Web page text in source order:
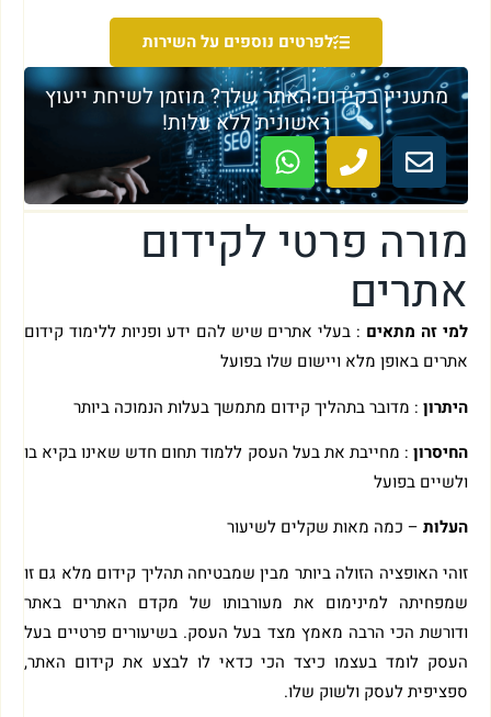
לפרטים נוספים על השירות
מתעניין בקידום האתר שלך? מוזמן לשיחת ייעוץ
ראשונית ללא עלות!
מורה פרטי לקידום
אתרים
למי זה מתאים: בעלי אתרים שיש להם ידע ופניות ללימוד קידום
אתרים באופן מלא ויישום שלו בפועל
היתרון: מדובר בתהליך קידום מתמשך בעלות הנמוכה ביותר
החיסרון: מחייבת את בעל העסק ללמוד תחום חדש שאינו בקיא בו
ולשיים בפועל
העלות– כמה מאות שקלים לשיעור
זוהי האופציה הזולה ביותר מבין שמבטיחה תהליך קידום מלא גם זו
שמפחיתה למינימום את מעורבותו של מקדם האתרים באתר
ודורשת הכי הרבה מאמץ מצד בעל העסק. בשיעורים פרטיים בעל
העסק לומד בעצמו כיצד הכי כדאי לו לבצע את קידום האתר,
ספציפית לעסק ולשוק שלו.